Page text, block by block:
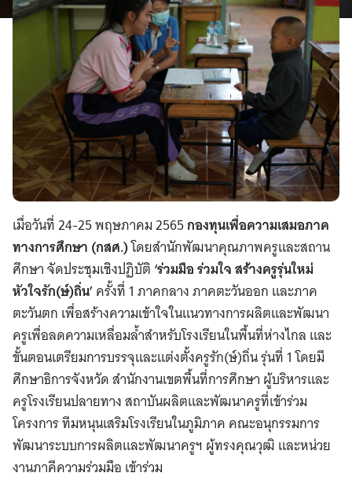
เมื่อวันที่ 24-25 พฤษภาคม 2565กองทุนเพื่อความเสมอภาค
ทางการศึกษา (กสศ.)โดยสำนักพัฒนาคุณภาพครูและสถาน
ศึกษา จัดประชุมเชิงปฏิบัติ ‘ร่วมมือ ร่วมใจ สร้างครูรุ่นใหม่
หัวใจรัก(ษ์)ถิ่น’ครั้งที่ 1 ภาคกลาง ภาคตะวันออก และภาค
ตะวันตก เพื่อสร้างความเข้าใจในแนวทางการผลิตและพัฒนา
ครูเพื่อลดความเหลื่อมล้ำสำหรับโรงเรียนในพื้นที่ห่างไกล และ
ขั้นตอนเตรียมการบรรจุและแต่งตั้งครูรัก(ษ์)ถิ่น รุ่นที่ 1 โดยมี
ศึกษาธิการจังหวัด สำนักงานเขตพื้นที่การศึกษา ผู้บริหารและ
ครูโรงเรียนปลายทาง สถาบันผลิตและพัฒนาครูที่เข้าร่วม
โครงการ ทีมหนุนเสริมโรงเรียนในภูมิภาค คณะอนุกรรมการ
พัฒนาระบบการผลิตและพัฒนาครูฯ ผู้ทรงคุณวุฒิ และหน่วย
งานภาคีความร่วมมือ เข้าร่วม